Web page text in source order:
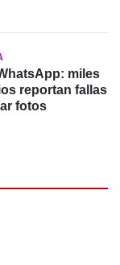
miles
reportan fallas
fotos